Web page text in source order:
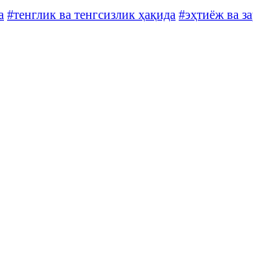
#тенглик ва тенгсизлик ҳақида #эҳтиёж ва